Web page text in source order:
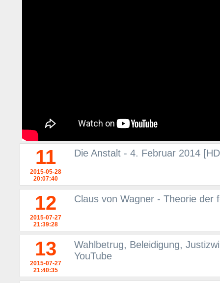
11
2015-05-28
20:07:40
Die Anstalt - 4. Februar 2014
12
2015-07-27
21:39:28
Claus von Wagner - Theorie der
13
2015-07-27
21:40:35
Wahlbetrug, Beleidigung,
YouTube